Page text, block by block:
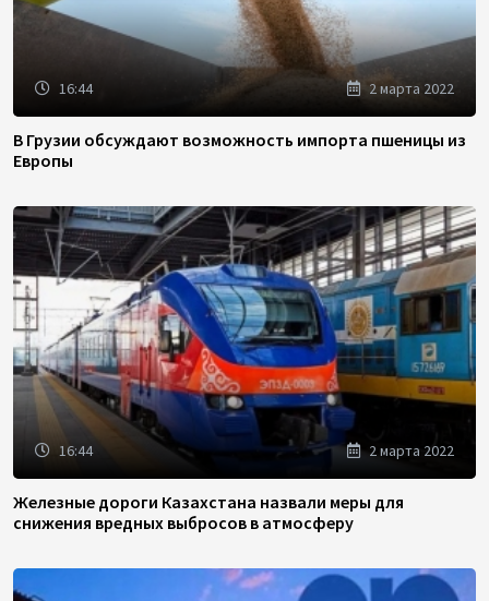
16:44 2 марта 2022
В Грузии обсуждают возможность импорта пшеницы из
Европы
16:44 2 марта 2022
Железные дороги Казахстана назвали меры для
снижения вредных выбросов в атмосферу